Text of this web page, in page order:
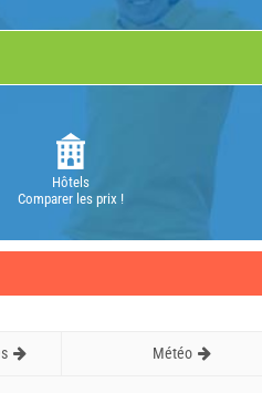
Hôtels
Comparer les prix !
Météo